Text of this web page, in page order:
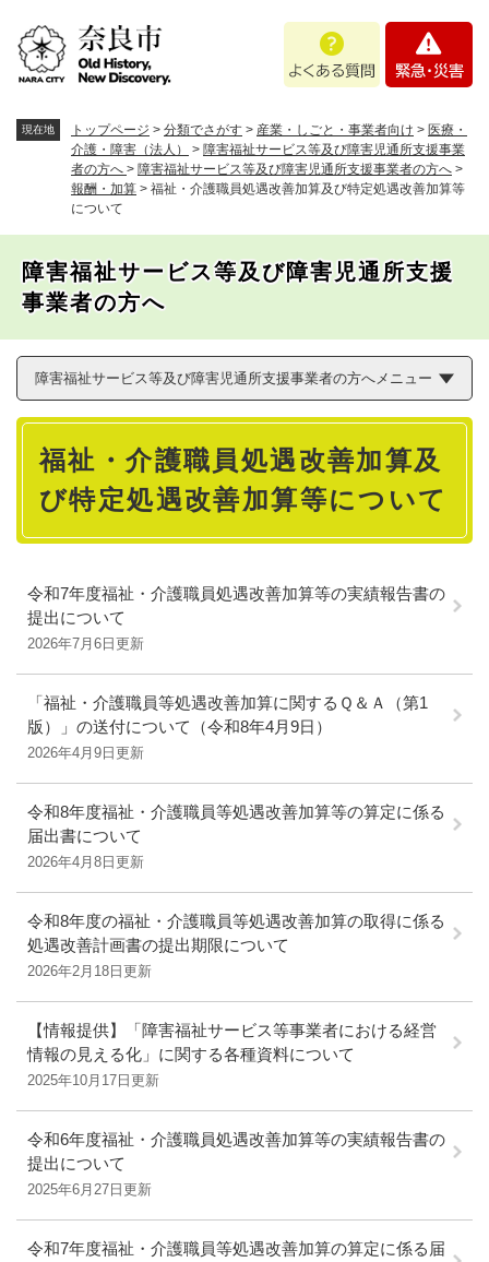
あ
問
・
現在地 トップページ > 分類でさがす > 産業・しごと・事業者向け > 医療・
介護・障害（法人）
> 障害福祉サービス等及び障害児通所支援事業
者の方へ > 障害福祉サービス等及び障害児通所支援事業者の方へ >
報酬・加算 > 福祉・介護職員処遇改善加算及び特定処遇改善加算等
について
障害福祉サービス等及び障害児通所支援
事業者の方へ
障害福祉サービス等及び障害児通所支援事業者の方へメニュー
本
福祉・介護職員処遇改善加算及
び特定処遇改善加算等について
令和7年度福祉・介護職員処遇改善加算等の実績報告書の
提出について
2026年7月6日更新
「福祉・介護職員等処遇改善加算に関するＱ＆Ａ（第1
版）」の送付について（令和8年4月9日）
2026年4月9日更新
令和8年度福祉・介護職員等処遇改善加算等の算定に係る
届出書について
2026年4月8日更新
令和8年度の福祉・介護職員等処遇改善加算の取得に係る
処遇改善計画書の提出期限について
2026年2月18日更新
【情報提供】「障害福祉サービス等事業者における経営
情報の見える化」に関する各種資料について
2025年10月17日更新
令和6年度福祉・介護職員処遇改善加算等の実績報告書の
提出について
2025年6月27日更新
令和7年度福祉・介護職員等処遇改善加算の算定に係る届